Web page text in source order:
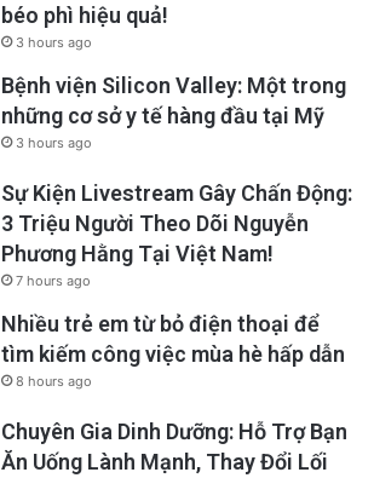
béo phì hiệu quả!
3 hours ago
Bệnh viện Silicon Valley: Một trong
những cơ sở y tế hàng đầu tại Mỹ
3 hours ago
Sự Kiện Livestream Gây Chấn Động:
3 Triệu Người Theo Dõi Nguyễn
Phương Hằng Tại Việt Nam!
7 hours ago
Nhiều trẻ em từ bỏ điện thoại để
tìm kiếm công việc mùa hè hấp dẫn
8 hours ago
Chuyên Gia Dinh Dưỡng: Hỗ Trợ Bạn
Ăn Uống Lành Mạnh, Thay Đổi Lối